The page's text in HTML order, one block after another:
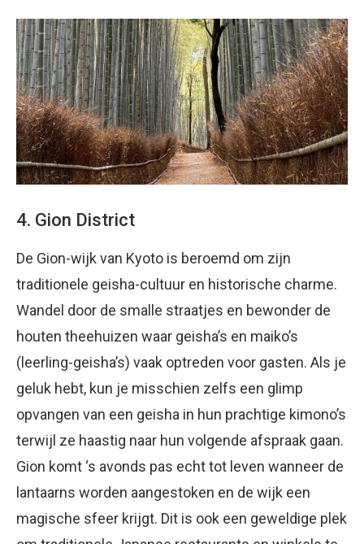
4. Gion District
De Gion-wijk van Kyoto is beroemd om zijn
traditionele geisha-cultuur en historische charme.
Wandel door de smalle straatjes en bewonder de
houten theehuizen waar geisha’s en maiko’s
(leerling-geisha’s) vaak optreden voor gasten. Als je
geluk hebt, kun je misschien zelfs een glimp
opvangen van een geisha in hun prachtige kimono’s
terwijl ze haastig naar hun volgende afspraak gaan.
Gion komt ‘s avonds pas echt tot leven wanneer de
lantaarns worden aangestoken en de wijk een
magische sfeer krijgt. Dit is ook een geweldige plek